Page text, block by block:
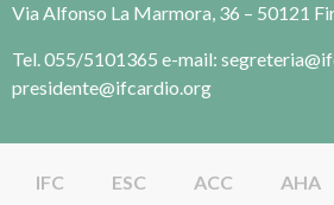
Via Alfonso La Marmora, 36 – 50121
Tel. 055/5101365 e-mail:
presidente@ifcardio.org
IFC ESC ACC AHA